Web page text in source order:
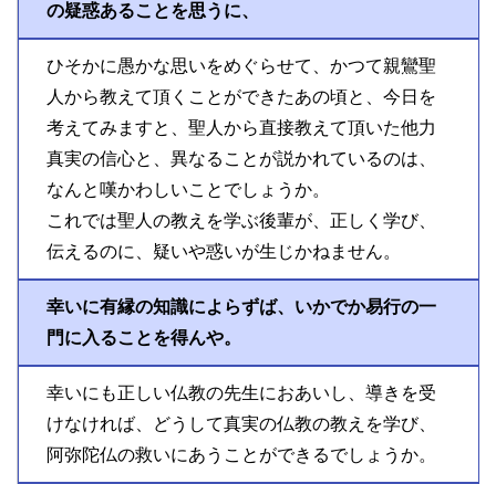
の疑惑あることを思うに、
ひそかに愚かな思いをめぐらせて、かつて親鸞聖
人から教えて頂くことができたあの頃と、今日を
考えてみますと、聖人から直接教えて頂いた他力
真実の信心と、異なることが説かれているのは、
なんと嘆かわしいことでしょうか。
これでは聖人の教えを学ぶ後輩が、正しく学び、
伝えるのに、疑いや惑いが生じかねません。
幸いに有縁の知識によらずば、いかでか易行の一
門に入ることを得んや。
幸いにも正しい仏教の先生におあいし、導きを受
けなければ、どうして真実の仏教の教えを学び、
阿弥陀仏の救いにあうことができるでしょうか。